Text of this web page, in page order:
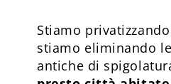
Stiamo
stiamo eliminando
antiche di